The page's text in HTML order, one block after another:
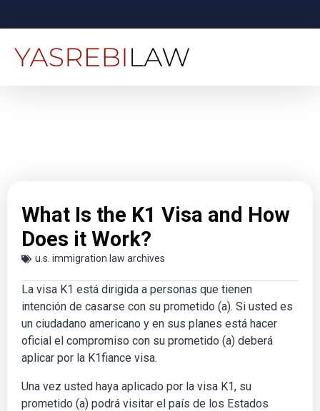
What Is the K1 Visa and How
Does it Work?
u.s. immigration law archives
La visa K1 está dirigida a personas que tienen
intención de casarse con su prometido (a). Si usted es
un ciudadano americano y en sus planes está hacer
oficial el compromiso con su prometido (a) deberá
aplicar por la K1fiance visa.
Una vez usted haya aplicado por la visa K1, su
prometido (a) podrá visitar el país de los Estados